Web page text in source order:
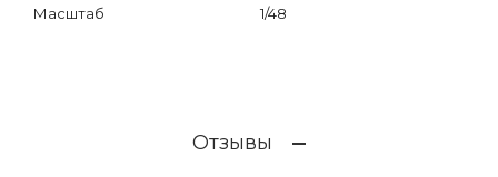
Масштаб 1/48
Отзывы